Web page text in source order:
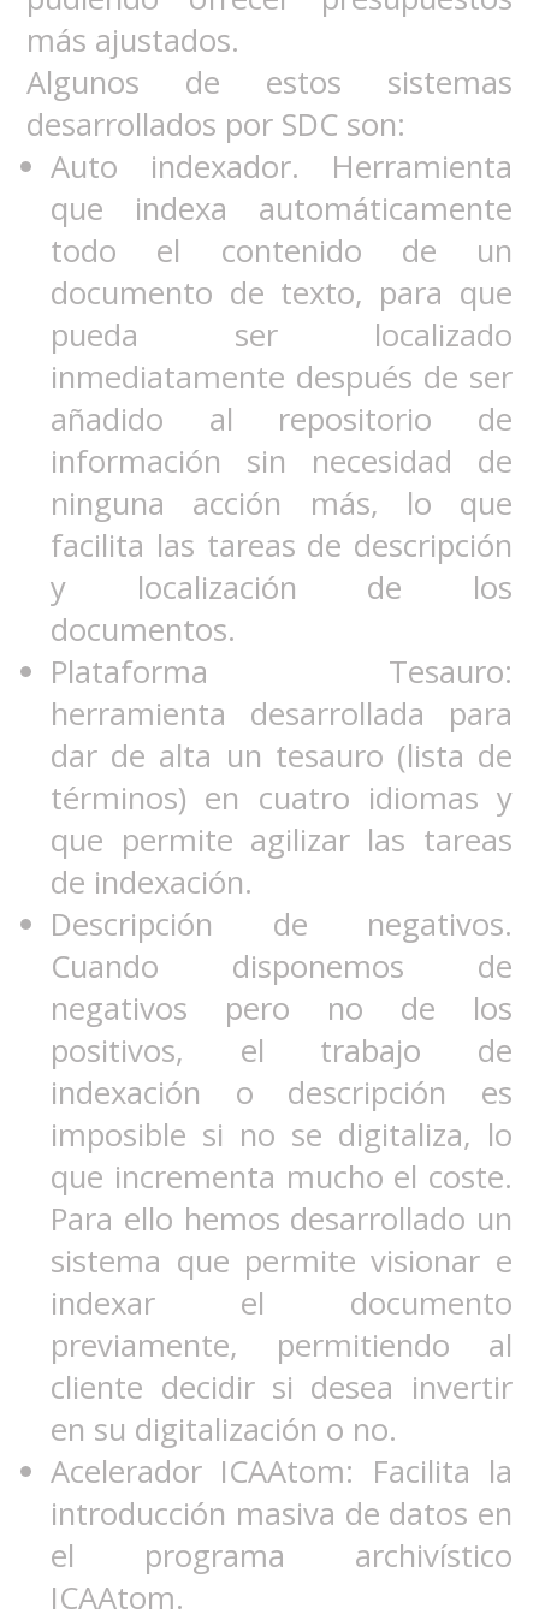
más ajustados.
Algunos de estos sistemas
desarrollados por SDC son:
Auto indexador. Herramienta
que indexa automáticamente
todo el contenido de un
documento de texto, para que
pueda ser localizado
inmediatamente después de ser
añadido al repositorio de
información sin necesidad de
ninguna acción más, lo que
facilita las tareas de descripción
y localización de los
documentos.
Plataforma Tesauro:
herramienta desarrollada para
dar de alta un tesauro (lista de
términos) en cuatro idiomas y
que permite agilizar las tareas
de indexación.
Descripción de negativos.
Cuando disponemos de
negativos pero no de los
positivos, el trabajo de
indexación o descripción es
imposible si no se digitaliza, lo
que incrementa mucho el coste.
Para ello hemos desarrollado un
sistema que permite visionar e
indexar el documento
previamente, permitiendo al
cliente decidir si desea invertir
en su digitalización o no.
Acelerador ICAAtom: Facilita la
introducción masiva de datos en
el programa archivístico
ICAAtom.